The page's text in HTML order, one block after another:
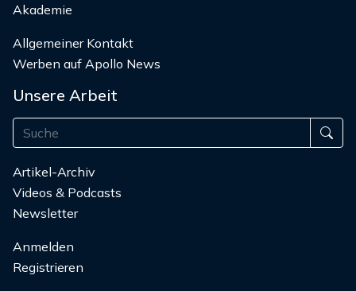
Akademie
Allgemeiner Kontakt
Werben auf Apollo News
Unsere Arbeit
Artikel-Archiv
Videos & Podcasts
Newsletter
Anmelden
Registrieren